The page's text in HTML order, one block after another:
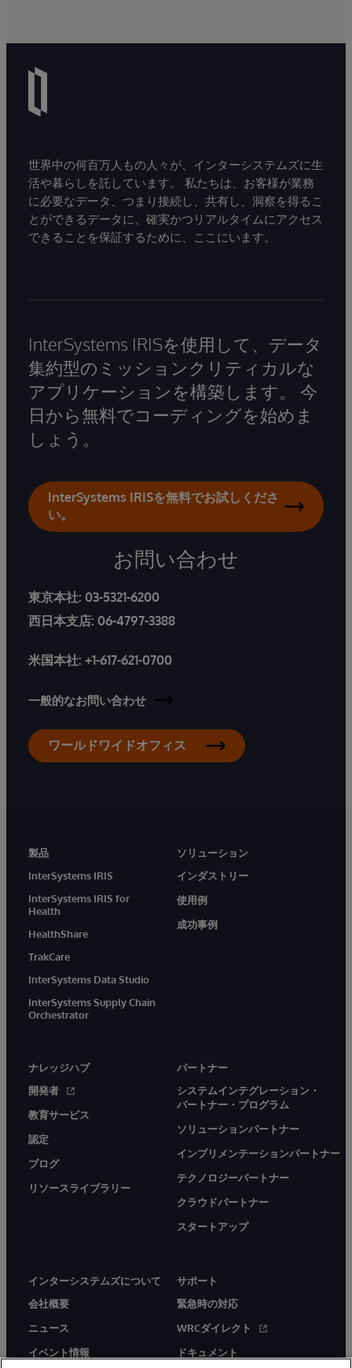
世界中の何百万人もの人々が、インターシステムズに生
活や暮らしを託しています。 私たちは、お客様が業務
に必要なデータ、つまり接続し、共有し、洞察を得るこ
とができるデータに、確実かつリアルタイムにアクセス
できることを保証するために、ここにいます。
InterSystems IRISを使用して、データ
集約型のミッションクリティカルな
アプリケーションを構築します。 今
日から無料でコーディングを始めま
しょう。
InterSystems IRISを無料でお試しくださ
い。
お問い合わせ
東京本社: 03-5321-6200
西日本支店: 06-4797-3388
米国本社: +1-617-621-0700
一般的なお問い合わせ
ワールドワイドオフィス
製品
InterSystems IRIS
InterSystems IRIS for
Health
HealthShare
TrakCare
InterSystems Data Studio
InterSystems Supply Chain
Orchestrator
ソリューション
インダストリー
使用例
成功事例
ナレッジハブ
開発者
教育サービス
認定
ブログ
リソースライブラリー
パートナー
システムインテグレーション・
パートナー・プログラム
ソリューションパートナー
インプリメンテーションパートナー
テクノロジーパートナー
クラウドパートナー
スタートアップ
インターシステムズについて
会社概要
ニュース
イベント情報
サポート
緊急時の対応
WRCダイレクト
ドキュメント